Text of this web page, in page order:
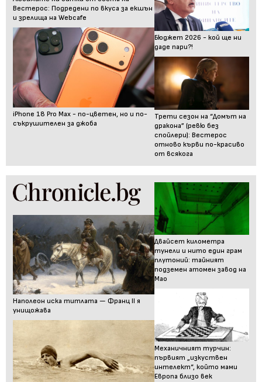
Вестерос: Подредени по вкуса за екшън
и зрелища на Webcafe
iPhone 18 Pro Max - по-цветен, но и по-
съкрушителен за джоба
Бюджет 2026 - кой ще ни
даде пари?!
Трети сезон на “Домът на
дракона” (ревю без
спойлери): Вестерос
отново кърви по-красиво
от всякога
Наполеон иска титлата — Франц II я
унищожава
Двайсет километра
тунели и нито един грам
плутоний: тайният
подземен атомен завод на
Мао
Механичният турчин:
първият „изкуствен
интелект“, който мами
Европа близо век